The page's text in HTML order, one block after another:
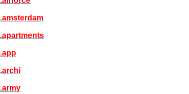
.amsterdam
.apartments
.app
.archi
.army